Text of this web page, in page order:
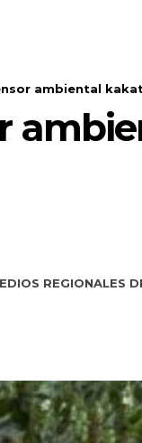
ambiental
REGIONALES